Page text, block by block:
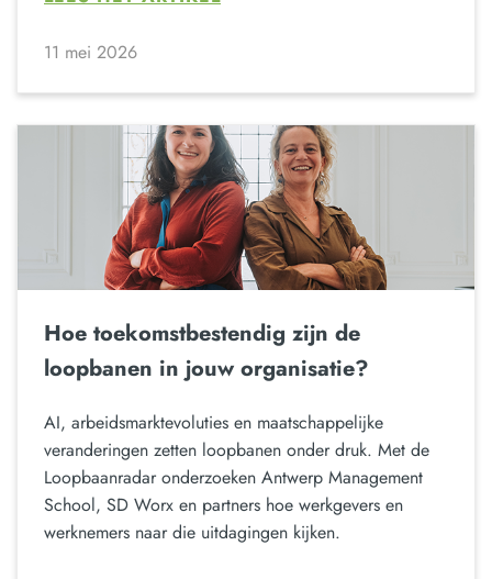
11 mei 2026
Hoe toekomstbestendig zijn de
loopbanen in jouw organisatie?
AI, arbeidsmarktevoluties en maatschappelijke
veranderingen zetten loopbanen onder druk. Met de
Loopbaanradar onderzoeken Antwerp Management
School, SD Worx en partners hoe werkgevers en
werknemers naar die uitdagingen kijken.